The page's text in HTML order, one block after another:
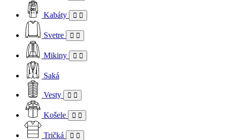
Kabáty
Svetre
Mikiny
Saká
Vesty
Košele
Tričká